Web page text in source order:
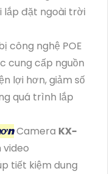
lắp đặt ngoài trời
công nghệ POE
cung cấp nguồn
lợi hơn, giảm số
quá trình lắp
Camera KX-
video
tiết kiệm dung